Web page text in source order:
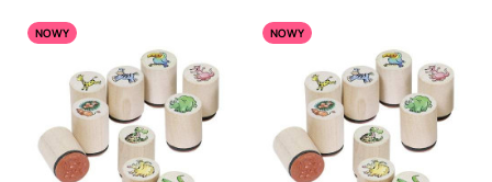
NOWY NOWY